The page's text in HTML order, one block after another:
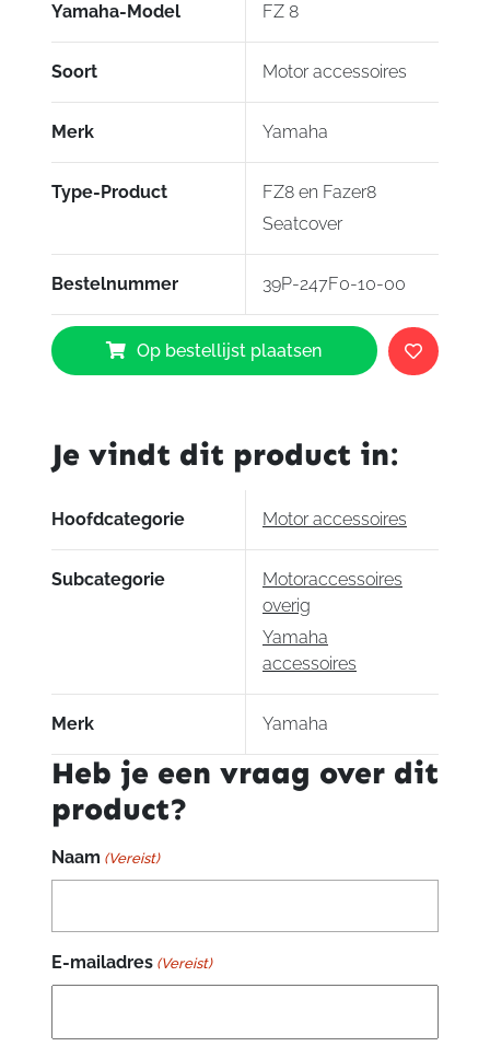
Yamaha-Model FZ 8
Soort Motor accessoires
Merk Yamaha
Type-Product
FZ8 en Fazer8
Seatcover
Bestelnummer 39P-247F0-10-00
Yamaha
Seatcover
FZ8
Fazer
aantal
Op bestellijst plaatsen
Je vindt dit product in:
Hoofdcategorie Motor accessoires
Subcategorie
Motoraccessoires
overig
Yamaha
accessoires
Merk Yamaha
Heb je een vraag over dit
product?
Naam (Vereist)
E-mailadres (Vereist)